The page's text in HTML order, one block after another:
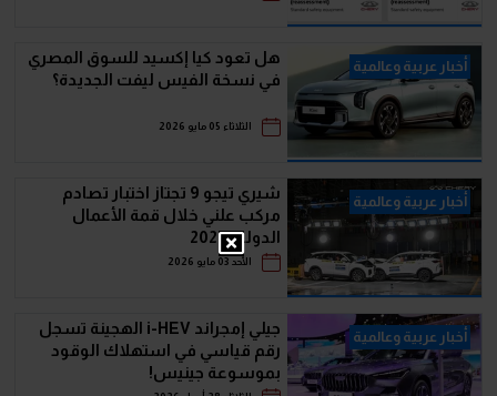
أخبار عربية وعالمية
هل تعود كيا إكسيد للسوق المصري
في نسخة الفيس ليفت الجديدة؟
الثلاثاء 05 مايو 2026
أخبار عربية وعالمية
شيري تيجو 9 تجتاز اختبار تصادم
مركب علني خلال قمة الأعمال
الدولية 2026
الأحد 03 مايو 2026
أخبار عربية وعالمية
جيلي إمجراند i-HEV الهجينة تسجل
رقم قياسي في استهلاك الوقود
بموسوعة جينيس!